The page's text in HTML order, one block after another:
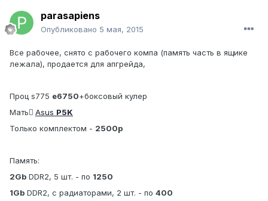
parasapiens
Опубликовано 5 мая, 2015
Все рабочее, снято с рабочего компа (память часть в ящике
лежала), продается для апгрейда,
Проц s775 e6750+боксовый кулер
Мать ِ Asus P5K
Только комплектом - 2500р
Память:
2Gb DDR2, 5 шт. - по 1250
1Gb DDR2, с радиаторами, 2 шт. - по 400